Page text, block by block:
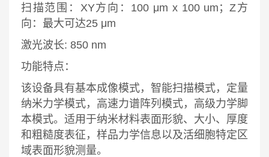
扫描范围：XY方向：100 μm x 100 um；Z方
向：最大可达25 μm
激光波长: 850 nm
功能特点：
该设备具有基本成像模式，智能扫描模式，定量
纳米力学模式，高速力谱阵列模式，高级力学脚
本模式。适用于纳米材料表面形貌、大小、厚度
和粗糙度表征，样品力学信息以及活细胞特定区
域表面形貌测量。